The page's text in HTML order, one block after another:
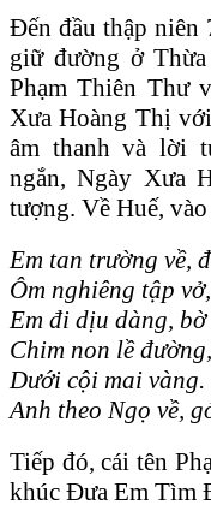
Đến đầu thập
giữ đường ở
Phạm Thiên Thư
Xưa Hoàng Thị
âm thanh và lời
ngắn, Ngày Xưa
tượng. Về Huế,
Em tan trường về,
Ôm nghiêng tập
Em đi dịu dàng,
Chim non lề
Dưới cội mai vàng.
Anh theo Ngọ về, g
Tiếp đó, cái tên
khúc Đưa Em Tìm